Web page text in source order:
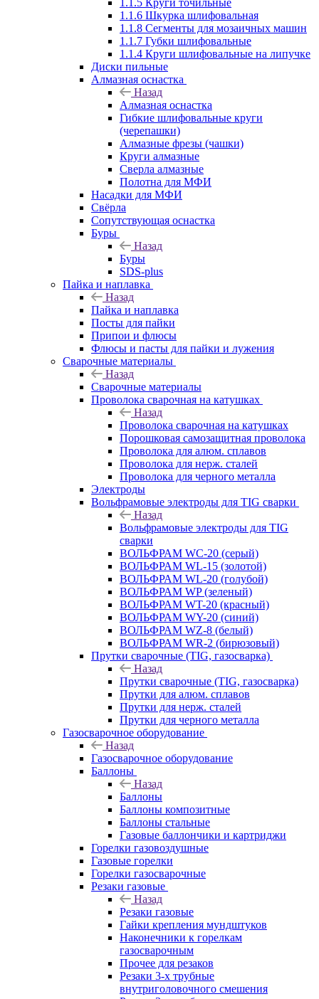
1.1.5 Круги точильные
1.1.6 Шкурка шлифовальная
1.1.8 Сегменты для мозаичных машин
1.1.7 Губки шлифовальные
1.1.4 Круги шлифовальные на липучке
Диски пильные
Алмазная оснастка
Назад
Алмазная оснастка
Гибкие шлифовальные круги
(черепашки)
Алмазные фрезы (чашки)
Круги алмазные
Сверла алмазные
Полотна для МФИ
Насадки для МФИ
Свёрла
Сопутствующая оснастка
Буры
Назад
Буры
SDS-plus
Пайка и наплавка
Назад
Пайка и наплавка
Посты для пайки
Припои и флюсы
Флюсы и пасты для пайки и лужения
Сварочные материалы
Назад
Сварочные материалы
Проволока сварочная на катушках
Назад
Проволока сварочная на катушках
Порошковая самозащитная проволока
Проволока для алюм. сплавов
Проволока для нерж. сталей
Проволока для черного металла
Электроды
Вольфрамовые электроды для TIG сварки
Назад
Вольфрамовые электроды для TIG
сварки
ВОЛЬФРАМ WC-20 (серый)
ВОЛЬФРАМ WL-15 (золотой)
ВОЛЬФРАМ WL-20 (голубой)
ВОЛЬФРАМ WP (зеленый)
ВОЛЬФРАМ WT-20 (красный)
ВОЛЬФРАМ WY-20 (синий)
ВОЛЬФРАМ WZ-8 (белый)
ВОЛЬФРАМ WR-2 (бирюзовый)
Прутки сварочные (TIG, газосварка)
Назад
Прутки сварочные (TIG, газосварка)
Прутки для алюм. сплавов
Прутки для нерж. сталей
Прутки для черного металла
Газосварочное оборудование
Назад
Газосварочное оборудование
Баллоны
Назад
Баллоны
Баллоны композитные
Баллоны стальные
Газовые баллончики и картриджи
Горелки газовоздушные
Газовые горелки
Горелки газосварочные
Резаки газовые
Назад
Резаки газовые
Гайки крепления мундштуков
Наконечники к горелкам
газосварочным
Прочее для резаков
Резаки 3-х трубные
внутриголовочного смешения